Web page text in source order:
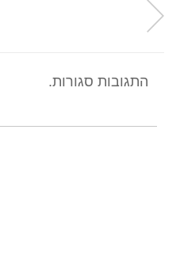
התגובות סגורות.